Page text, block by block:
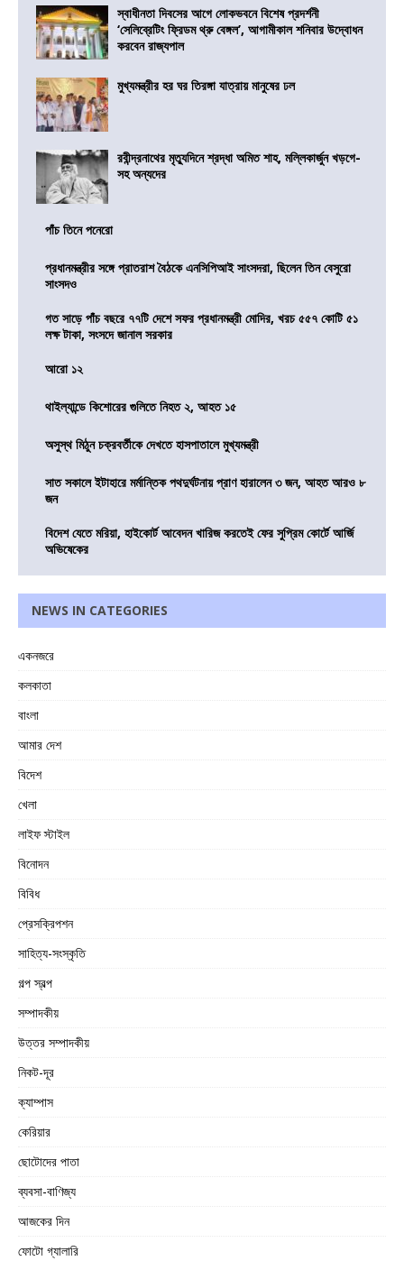
স্বাধীনতা দিবসের আগে লোকভবনে বিশেষ প্রদর্শনী
‘সেলিব্রেটিং ফ্রিডম থ্রু বেঙ্গল’, আগামীকাল শনিবার উদ্বোধন
করবেন রাজ্যপাল
মুখ্যমন্ত্রীর হর ঘর তিরঙ্গা যাত্রায় মানুষের ঢল
রবীন্দ্রনাথের মৃত্যুদিনে শ্রদ্ধা অমিত শাহ, মল্লিকার্জুন খড়গে-
সহ অন্যদের
পাঁচ তিনে পনেরো
প্রধানমন্ত্রীর সঙ্গে প্রাতরাশ বৈঠকে এনসিপিআই সাংসদরা, ছিলেন তিন বেসুরো
সাংসদও
গত সাড়ে পাঁচ বছরে ৭৭টি দেশে সফর প্রধানমন্ত্রী মোদির, খরচ ৫৫৭ কোটি ৫১
লক্ষ টাকা, সংসদে জানাল সরকার
আরো ১২
থাইল্যান্ডে কিশোরের গুলিতে নিহত ২, আহত ১৫
অসুস্থ মিঠুন চক্রবর্তীকে দেখতে হাসপাতালে মুখ্যমন্ত্রী
সাত সকালে ইটাহারে মর্মান্তিক পথদুর্ঘটনায় প্রাণ হারালেন ৩ জন, আহত আরও ৮
জন
বিদেশ যেতে মরিয়া, হাইকোর্ট আবেদন খারিজ করতেই ফের সুপ্রিম কোর্টে আর্জি
অভিষেকের
NEWS IN CATEGORIES
একনজরে
কলকাতা
বাংলা
আমার দেশ
বিদেশ
খেলা
লাইফ স্টাইল
বিনোদন
বিবিধ
প্রেসক্রিপশন
সাহিত্য-সংস্কৃতি
গল্প স্বল্প
সম্পাদকীয়
উত্তর সম্পাদকীয়
নিকট-দূর
ক্যাম্পাস
কেরিয়ার
ছোটোদের পাতা
ব্যবসা-বাণিজ্য
আজকের দিন
ফোটো গ্যালারি